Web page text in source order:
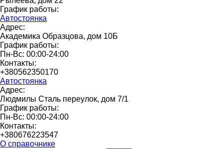
График работы:
Автостоянка
Адрес:
Академика Образцова, дом 10Б
График работы:
Пн-Вс: 00:00-24:00
Контакты:
+380562350170
Автостоянка
Адрес:
Людмилы Сталь переулок, дом 7/1
График работы:
Пн-Вс: 00:00-24:00
Контакты:
+380676223547
О справочнике